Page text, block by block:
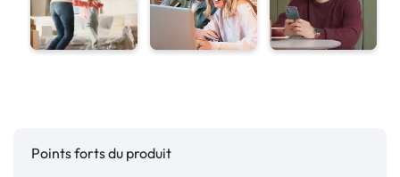
Points forts du produit